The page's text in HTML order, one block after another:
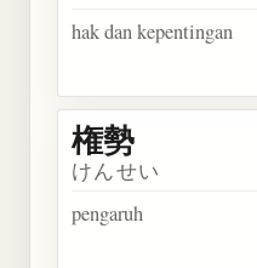
hak dan kepentingan
権勢
けんせい
pengaruh